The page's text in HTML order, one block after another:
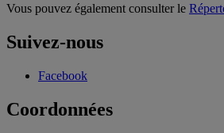
Vous pouvez également consulter le
Suivez-nous
Facebook
Coordonnées